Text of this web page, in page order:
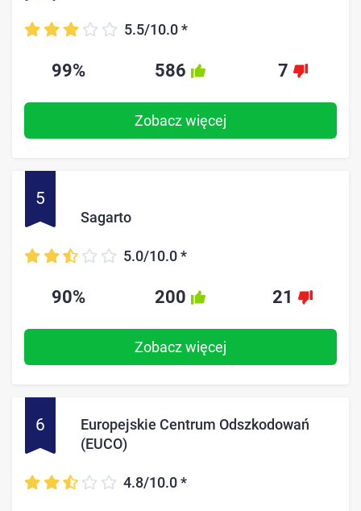
5.5/10.0*
99% 586 7
Zobacz więcej
5
Sagarto
5.0/10.0*
90% 200 21
Zobacz więcej
6
Europejskie Centrum Odszkodowań
(EUCO)
4.8/10.0*